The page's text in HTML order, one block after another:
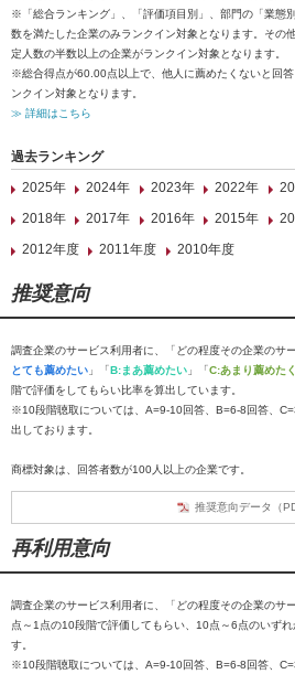
※「総合ランキング」、「評価項目別」、部門の「業態
数を満たした企業のみランクイン対象となります。その
定人数の半数以上の企業がランクイン対象となります。
※総合得点が60.00点以上で、他人に薦めたくないと回
ンクイン対象となります。
≫ 詳細はこちら
過去ランキング
2025年
2024年 2023年 2022年
2018年
2017年 2016年 2015年
2012年度
2011年度 2010年度
推奨意向
調査企業のサービス利用者に、「どの程度その企業のサ
とても薦めたい 」「B:まあ薦めたい 」「C:あまり薦めた
階で評価をしてもらい比率を算出しています。
※10段階聴取については、A=9-10回答、B=6-8回答、
出しております。
商標対象は、回答者数が100人以上の企業です。
推奨意向データ（
再利用意向
調査企業のサービス利用者に、「どの程度その企業のサ
点～1点の10段階で評価してもらい、10点～6点のいず
す。
※10段階聴取については、A=9-10回答、B=6-8回答、